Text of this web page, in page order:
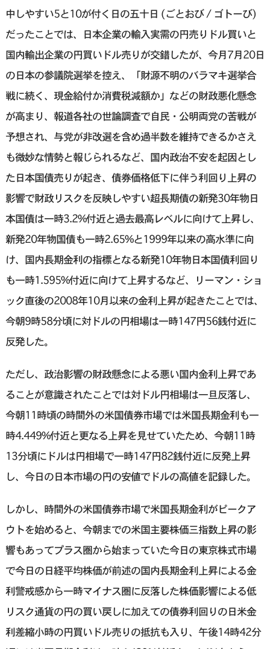
中しやすい5と10が付く日の五十日 (ごとおび / ゴトーび)
だったことでは、日本企業の輸入実需の円売りドル買いと
国内輸出企業の円買いドル売りが交錯したが、今月7月20日
の日本の参議院選挙を控え、「財源不明のバラマキ選挙合
戦に続く、現金給付か消費税減額か」などの財政悪化懸念
が高まり、報道各社の世論調査で自民・公明両党の苦戦が
予想され、与党が非改選を含め過半数を維持できるかさえ
も微妙な情勢と報じられるなど、国内政治不安を起因とし
た日本国債売りが起き、債券価格低下に伴う利回り上昇の
影響で財政リスクを反映しやすい超長期債の新発30年物日
本国債は一時3.2%付近と過去最高レベルに向けて上昇し、
新発20年物国債も一時2.65%と1999年以来の高水準に向
け、国内長期金利の指標となる新発10年物日本国債利回り
も一時1.595%付近に向けて上昇するなど、リーマン・ショ
ック直後の2008年10月以来の金利上昇が起きたことでは、
今朝9時58分頃に対ドルの円相場は一時147円56銭付近に
反発した。
ただし、政治影響の財政懸念による悪い国内金利上昇であ
ることが意識されたことでは対ドル円相場は一旦反落し、
今朝11時頃の時間外の米国債券市場では米国長期金利も一
時4.449%付近と更なる上昇を見せていたため、今朝11時
13分頃にドルは円相場で一時147円82銭付近に反発上昇
し、今日の日本市場の円の安値でドルの高値を記録した。
しかし、時間外の米国債券市場で米国長期金利がピークア
ウトを始めると、今朝までの米国主要株価三指数上昇の影
響もあってプラス圏から始まっていた今日の東京株式市場
で今日の日経平均株価が前述の国内長期金利上昇による金
利警戒感から一時マイナス圏に反落した株価影響による低
リスク通貨の円の買い戻しに加えての債券利回りの日米金
利差縮小時の円買いドル売りの抵抗も入り、午後14時42分